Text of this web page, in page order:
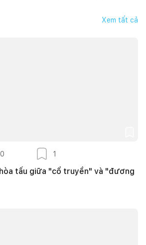
Xem tất cả
0 1
tấu giữa "cổ truyền" và "đương